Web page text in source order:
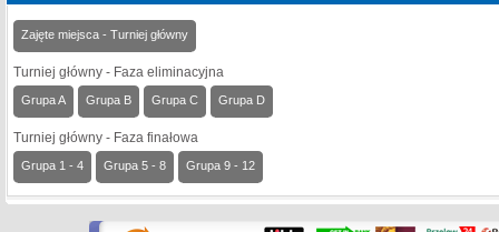
Zajęte miejsca - Turniej główny
Turniej główny - Faza eliminacyjna
Grupa A Grupa B Grupa C Grupa D
Turniej główny - Faza finałowa
Grupa 1 - 4 Grupa 5 - 8 Grupa 9 - 12